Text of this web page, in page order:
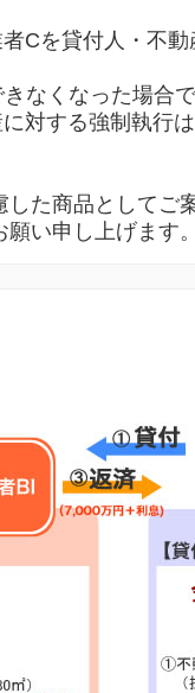
Cを貸付人・不
なくなった場合
対する強制執行
た商品としてご
願い申し上げます